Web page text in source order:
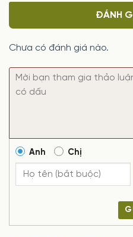
ĐÁNH
Chưa có đánh giá nào.
Anh Chị